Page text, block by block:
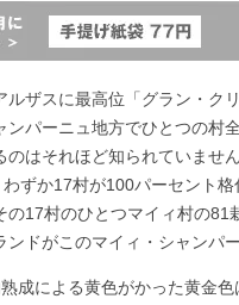
ルザスに最高位「グラン・ク
ンパーニュ地方でひとつの村
のはそれほど知られていません
ずか17村が100パーセント格
の17村のひとつマイィ村の81
ドがこのマイィ・シャンパー
成による黄色がかった黄金